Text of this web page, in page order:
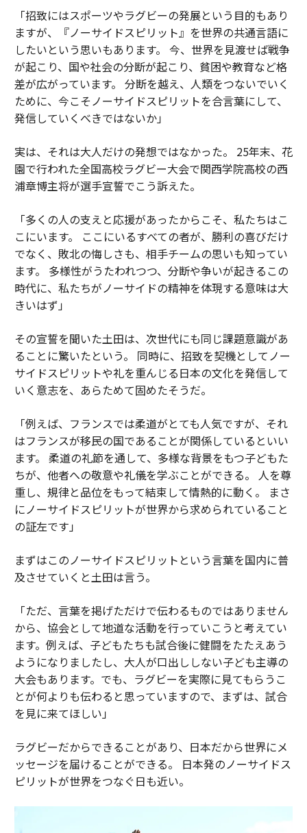
「招致にはスポーツやラグビーの発展という目的もあり
ますが、『ノーサイドスピリット』を世界の共通言語に
したいという思いもあります。 今、世界を見渡せば戦争
が起こり、国や社会の分断が起こり、貧困や教育など格
差が広がっています。 分断を越え、人類をつないでいく
ために、今こそノーサイドスピリットを合言葉にして、
発信していくべきではないか」
実は、それは大人だけの発想ではなかった。 25年末、花
園で行われた全国高校ラグビー大会で関西学院高校の西
浦章博主将が選手宣誓でこう訴えた。
「多くの人の支えと応援があったからこそ、私たちはこ
こにいます。 ここにいるすべての者が、勝利の喜びだけ
でなく、敗北の悔しさも、相手チームの思いも知ってい
ます。 多様性がうたわれつつ、分断や争いが起きるこの
時代に、私たちがノーサイドの精神を体現する意味は大
きいはず」
その宣誓を聞いた土田は、次世代にも同じ課題意識があ
ることに驚いたという。 同時に、招致を契機としてノー
サイドスピリットや礼を重んじる日本の文化を発信して
いく意志を、あらためて固めたそうだ。
「例えば、フランスでは柔道がとても人気ですが、それ
はフランスが移民の国であることが関係しているといい
ます。 柔道の礼節を通して、多様な背景をもつ子どもた
ちが、他者への敬意や礼儀を学ぶことができる。 人を尊
重し、規律と品位をもって結束して情熱的に動く。 まさ
にノーサイドスピリットが世界から求められていること
の証左です」
まずはこのノーサイドスピリットという言葉を国内に普
及させていくと土田は言う。
「ただ、言葉を掲げただけで伝わるものではありません
から、協会として地道な活動を行っていこうと考えてい
ます。例えば、子どもたちも試合後に健闘をたたえあう
ようになりましたし、大人が口出ししない子ども主導の
大会もあります。でも、ラグビーを実際に見てもらうこ
とが何よりも伝わると思っていますので、まずは、試合
を見に来てほしい」
ラグビーだからできることがあり、日本だから世界にメ
ッセージを届けることができる。 日本発のノーサイドス
ピリットが世界をつなぐ日も近い。